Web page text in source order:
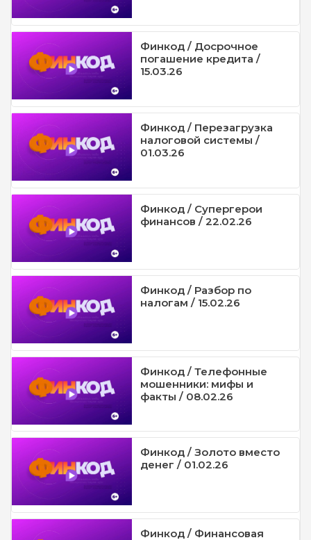
Финкод / Досрочное
погашение кредита /
15.03.26
Финкод / Перезагрузка
налоговой системы /
01.03.26
Финкод / Супергерои
финансов / 22.02.26
Финкод / Разбор по
налогам / 15.02.26
Финкод / Телефонные
мошенники: мифы и
факты / 08.02.26
Финкод / Золото вместо
денег / 01.02.26
Финкод / Финансовая